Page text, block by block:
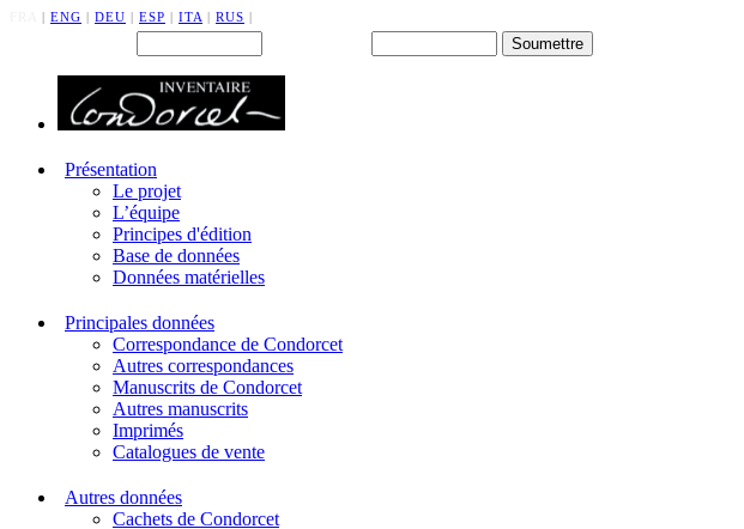
| ENG | DEU | ESP | ITA | RUS |
Présentation
Le projet
L’équipe
Principes d'édition
Base de données
Données matérielles
Principales données
Correspondance de Condorcet
Autres correspondances
Manuscrits de Condorcet
Autres manuscrits
Imprimés
Catalogues de vente
Autres données
Cachets de Condorcet